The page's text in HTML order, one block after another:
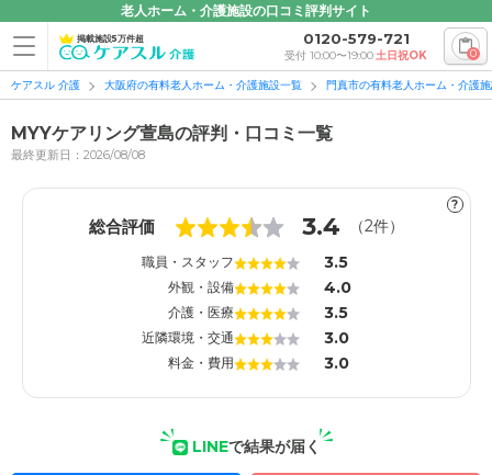
老人ホーム・介護施設の口コミ評判サイト
掲載施設5万件超 0120-579-721
受付 10:00〜19:00土日祝OK 0
ケアスル 介護 大阪府の有料老人ホーム・介護施設一覧 門真市の有料老人ホーム・介護
MYYケアリング萱島の評判・口コミ一覧
最終更新日：2026/08/08
?
総合評価 3.4 （2件）
職員・スタッフ 3.5
外観・設備 4.0
介護・医療 3.5
近隣環境・交通 3.0
料金・費用 3.0
LINEで結果が届く